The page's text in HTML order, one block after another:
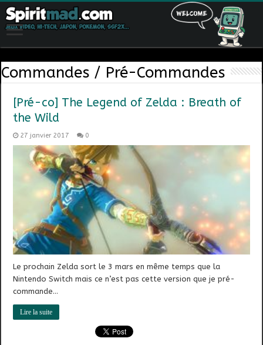
Commandes / Pré-Commandes
[Pré-co] The Legend of Zelda : Breath of
the Wild
27 janvier 2017 0
Le prochain Zelda sort le 3 mars en même temps que la
Nintendo Switch mais ce n’est pas cette version que je pré-
commande…
Lire la suite